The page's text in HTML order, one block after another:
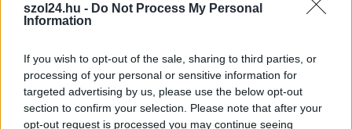
szol24.hu - Do Not Process My Personal
Information
If you wish to opt-out of the sale, sharing to third parties, or
processing of your personal or sensitive information for
targeted advertising by us, please use the below opt-out
section to confirm your selection. Please note that after your
opt-out request is processed you may continue seeing